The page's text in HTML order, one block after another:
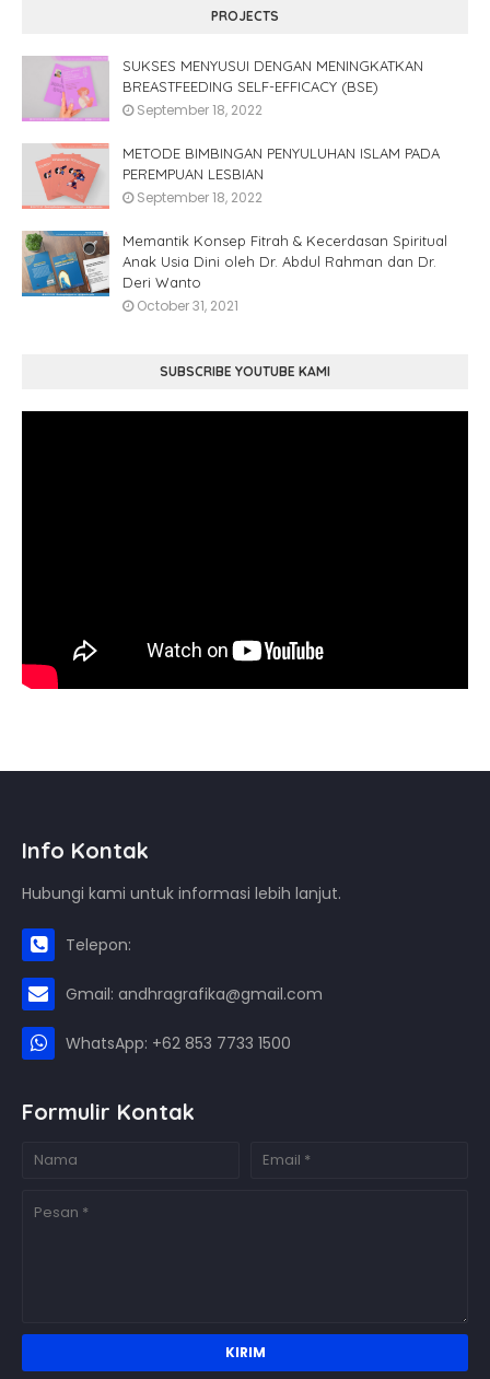
PROJECTS
SUKSES MENYUSUI DENGAN MENINGKATKAN
BREASTFEEDING SELF-EFFICACY (BSE)
September 18, 2022
METODE BIMBINGAN PENYULUHAN ISLAM PADA
PEREMPUAN LESBIAN
September 18, 2022
Memantik Konsep Fitrah & Kecerdasan Spiritual
Anak Usia Dini oleh Dr. Abdul Rahman dan Dr.
Deri Wanto
October 31, 2021
SUBSCRIBE YOUTUBE KAMI
Info Kontak
Hubungi kami untuk informasi lebih lanjut.
Telepon:
Gmail: andhragrafika@gmail.com
WhatsApp: +62 853 7733 1500
Formulir Kontak